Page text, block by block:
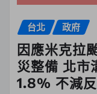
台北 政府
因應米克拉
災整備 北市
1.8% 不減